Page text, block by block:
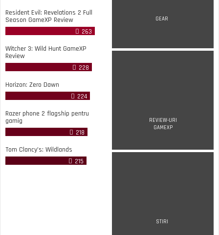
Resident Evil: Revelations 2 Full
Season GameXP Review
263
Witcher 3: Wild Hunt GameXP
Review
228
Horizon: Zero Dawn
224
Razer phone 2 flagship pentru
gamig
218
Tom Clancy’s: Wildlands
215
GEAR
REVIEW-URI
GAMEXP
STIRI